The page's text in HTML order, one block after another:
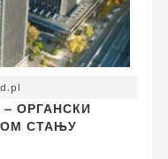
– ОРГАНСКИ
СТАЊУ